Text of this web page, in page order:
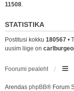
11508
STATISTIKA
Postitusi kokku 180567 •
uusim liige on
Foorumi pealeht
Arendas phpBB® Forum